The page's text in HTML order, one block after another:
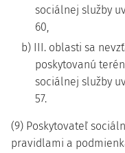
sociálnej služby
60,
b) III. oblasti sa
poskytovanú
sociálnej služby
57.
(9) Poskytovateľ
pravidlami a